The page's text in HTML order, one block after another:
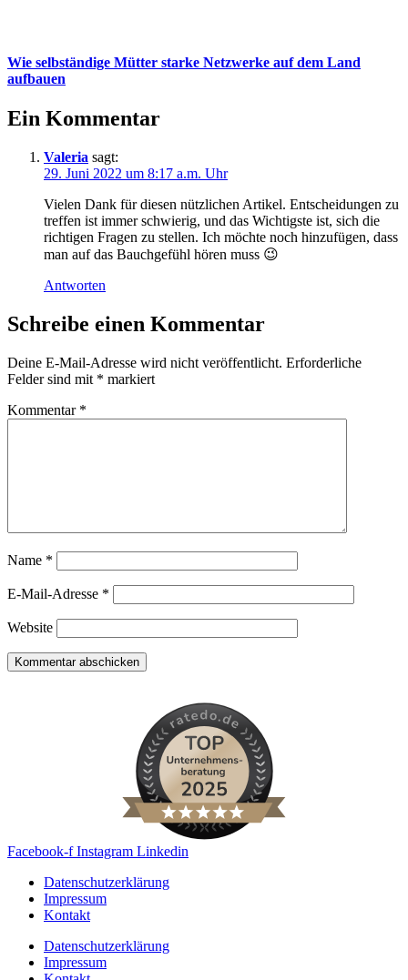
Wie selbständige Mütter starke Netzwerke auf dem Land
aufbauen
Ein Kommentar
Valeria sagt:
29. Juni 2022 um 8:17 a.m. Uhr
Vielen Dank für diesen nützlichen Artikel. Entscheidungen zu
treffen ist immer schwierig, und das Wichtigste ist, sich die
richtigen Fragen zu stellen. Ich möchte noch hinzufügen, dass
man auf das Bauchgefühl hören muss 😉
Antworten
Schreibe einen Kommentar
Deine E-Mail-Adresse wird nicht veröffentlicht. Erforderliche
Felder sind mit * markiert
Kommentar *
Name *
E-Mail-Adresse *
Website
Facebook-f Instagram Linkedin
Datenschutzerklärung
Impressum
Kontakt
Datenschutzerklärung
Impressum